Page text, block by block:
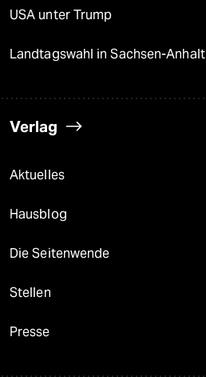
USA unter Trump
Landtagswahl in Sachsen-Anhalt
Verlag
Aktuelles
Hausblog
Die Seitenwende
Stellen
Presse